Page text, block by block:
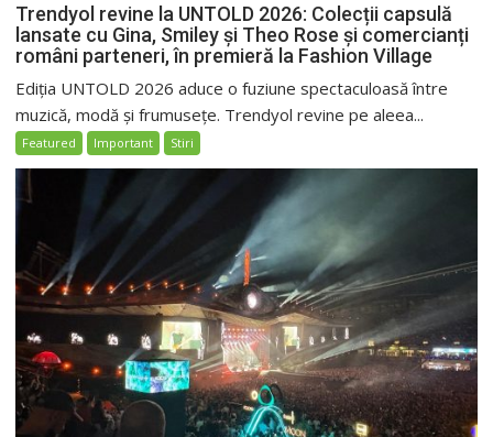
Trendyol revine la UNTOLD 2026: Colecții capsulă
lansate cu Gina, Smiley și Theo Rose și comercianți
români parteneri, în premieră la Fashion Village
Ediția UNTOLD 2026 aduce o fuziune spectaculoasă între
muzică, modă și frumusețe. Trendyol revine pe aleea...
Featured Important Stiri